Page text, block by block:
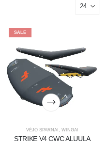
SALE
VĖJO SPARNAI WINGAI
STRIKE V4 CWC ALUULA